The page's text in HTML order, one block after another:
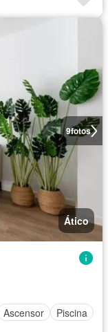
9fotos
Ático
Ascensor
Piscina